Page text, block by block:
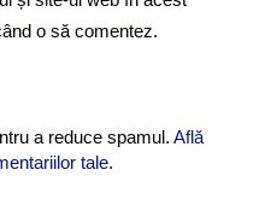
o să comentez.
a reduce spamul. Află
tale.